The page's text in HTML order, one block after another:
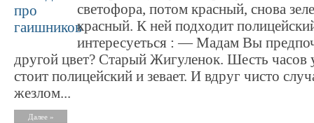
светофора, потом красный, снова
красный. К ней подходит
интересуеться : — Мадам Вы
другой цвет? Старый Жигуленок. Шесть часов
стоит полицейский и зевает. И вдруг чисто
жезлом...
Далее »